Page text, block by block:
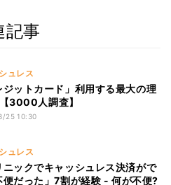
記事
ュレス
ジットカード」利用する最大の理
3000人調査】
25 10:30
ュレス
ニックでキャッシュレス決済がで
便だった」7割が経験 - 何が不便?